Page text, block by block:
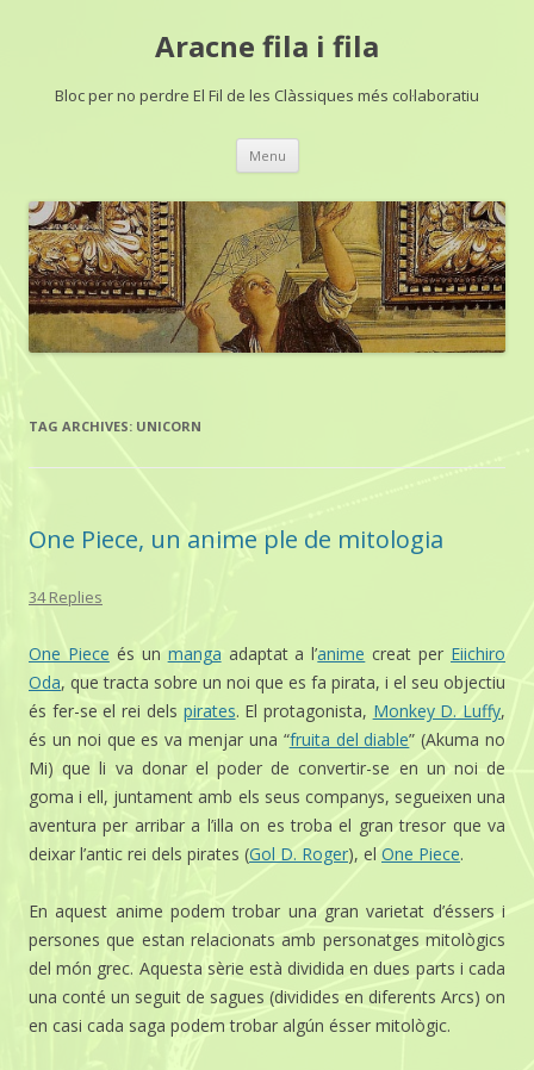
Aracne fila i fila
Bloc per no perdre El Fil de les Clàssiques més col·laboratiu
Menu Skip
TAG ARCHIVES: UNICORN
One Piece, un anime ple de mitologia
34 Replies
One Piece és un manga adaptat a l’anime creat per Eiichiro
Oda, que tracta sobre un noi que es fa pirata, i el seu objectiu
és fer-se el rei dels pirates. El protagonista, Monkey D. Luffy,
és un noi que es va menjar una “fruita del diable” (Akuma no
Mi) que li va donar el poder de convertir-se en un noi de
goma i ell, juntament amb els seus companys, segueixen una
aventura per arribar a l’illa on es troba el gran tresor que va
deixar l’antic rei dels pirates (Gol D. Roger), el One Piece.
En aquest anime podem trobar una gran varietat d’éssers i
persones que estan relacionats amb personatges mitològics
del món grec. Aquesta sèrie està dividida en dues parts i cada
una conté un seguit de sagues (dividides en diferents Arcs) on
en casi cada saga podem trobar algún ésser mitològic.